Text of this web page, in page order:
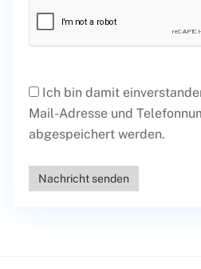
Ich bin damit
Mail-Adresse und
abgespeichert werden.
Nachricht senden